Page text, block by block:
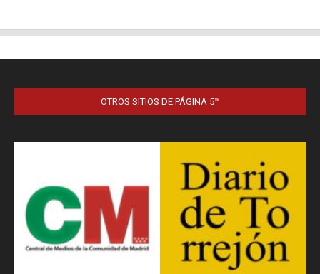
OTROS SITIOS DE PÁGINA 5™